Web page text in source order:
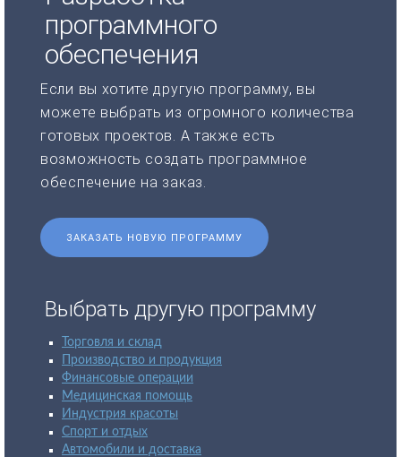
программного
обеспечения
Если вы хотите другую программу, вы
можете выбрать из огромного количества
готовых проектов. А также есть
возможность создать программное
обеспечение на заказ.
ЗАКАЗАТЬ НОВУЮ ПРОГРАММУ
Выбрать другую программу
Торговля и склад
Производство и продукция
Финансовые операции
Медицинская помощь
Индустрия красоты
Спорт и отдых
Автомобили и доставка